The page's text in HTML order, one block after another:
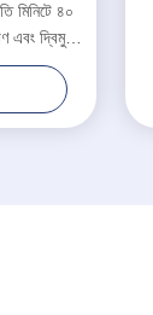
মিনিটে ৪০
দ্বিমুখী